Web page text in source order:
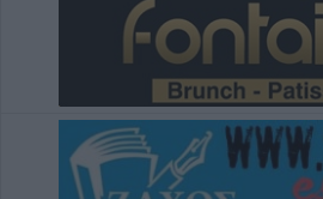
5 Αυγούστου 2026, 20:15
Η Ε.Ο.Α.Σ.Κ. καταδικάζει τη
προέδρου του Εργατικού
5 Αυγούστου 2026, 19:42
Σπουδαία μεταγραφική
Μουζακίου με την απόκτηση
Σκόνδρα